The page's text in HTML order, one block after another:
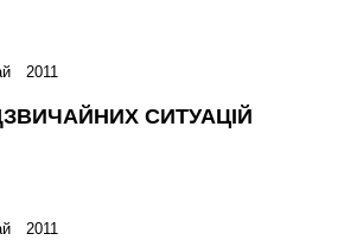
2011
СИТУАЦІЙ
2011